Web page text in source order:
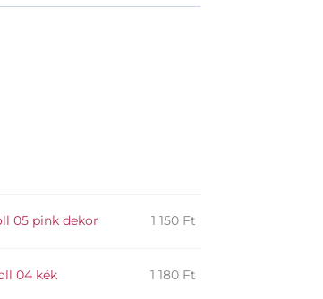
05 pink dekor 1 150 Ft
04 kék 1 180 Ft